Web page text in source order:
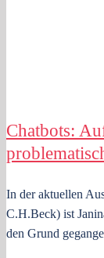
Chatbots:
In der aktuellen
C.H.Beck) ist
den Grund